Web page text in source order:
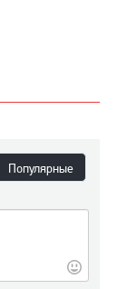
Популярные